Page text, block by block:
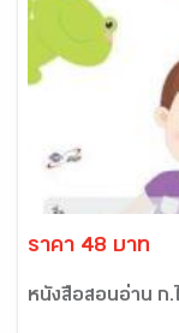
ราคา 48 บาท
หนังสือสอนอ่าน ก.